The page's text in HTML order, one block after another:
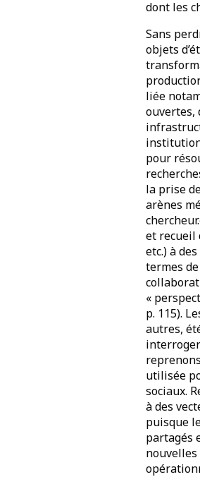
dont les
Sans
objets
liée
ouvertes,
pour
la prise
arènes
et recueil
etc.) à
termes
«
p. 115).
autres,
utilisée
sociaux.
à des
puisque
partagés
nouvelles